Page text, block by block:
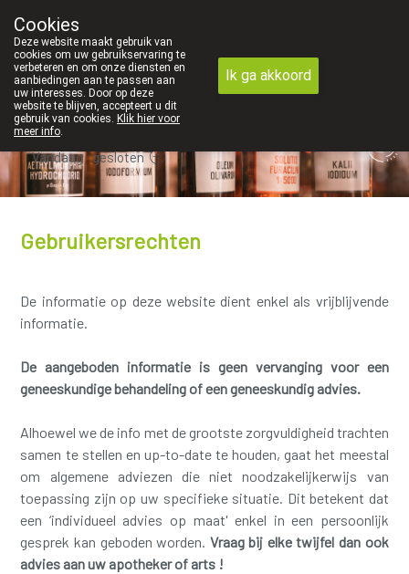
02/5135502
Vandaag gesloten
Gebruikersrechten
De informatie op deze website dient enkel als vrijblijvende
informatie.
De aangeboden informatie is geen vervanging voor een
geneeskundige behandeling of een geneeskundig advies.
Alhoewel we de info met de grootste zorgvuldigheid trachten
samen te stellen en up-to-date te houden, gaat het meestal
om algemene adviezen die niet noodzakelijkerwijs van
toepassing zijn op uw specifieke situatie. Dit betekent dat
een ‘individueel advies op maat' enkel in een persoonlijk
gesprek kan geboden worden. Vraag bij elke twijfel dan ook
advies aan uw apotheker of arts !
Cookies
Deze website maakt gebruik van
cookies om uw gebruikservaring te
verbeteren en om onze diensten en
aanbiedingen aan te passen aan
uw interesses. Door op deze
website te blijven, accepteert u dit
gebruik van cookies. Klik hier voor
meer info.
Ik ga akkoord